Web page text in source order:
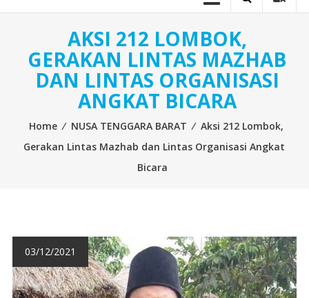
AKSI 212 LOMBOK,
GERAKAN LINTAS MAZHAB
DAN LINTAS ORGANISASI
ANGKAT BICARA
Home ⁄ NUSA TENGGARA BARAT ⁄ Aksi 212 Lombok,
Gerakan Lintas Mazhab dan Lintas Organisasi Angkat
Bicara
03/12/2021